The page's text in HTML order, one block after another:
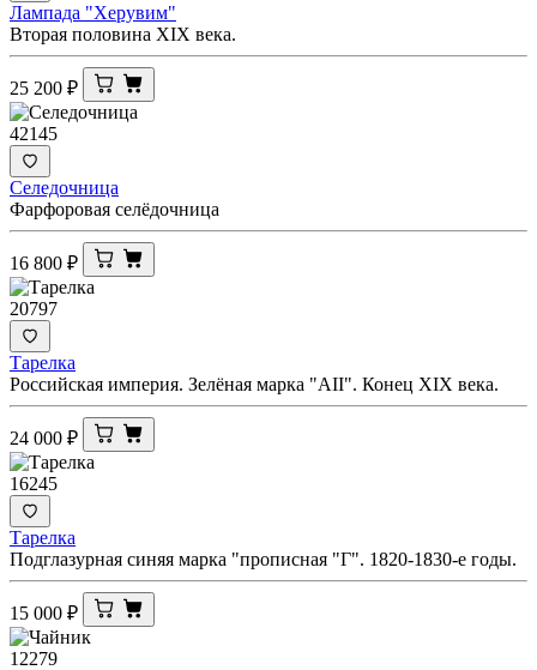
Лампада "Херувим"
Вторая половина XIX века.
25 200 ₽
42145
Селедочница
Фарфоровая селёдочница
16 800 ₽
20797
Тарелка
Российская империя. Зелёная марка "АII". Конец XIX века.
24 000 ₽
16245
Тарелка
Подглазурная синяя марка "прописная "Г". 1820-1830-е годы.
15 000 ₽
12279